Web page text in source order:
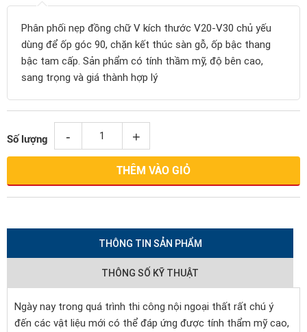
Phân phối nẹp đồng chữ V kích thước V20-V30 chủ yếu
dùng để ốp góc 90, chặn kết thúc sàn gỗ, ốp bậc thang
bậc tam cấp. Sản phẩm có tính thầm mỹ, độ bên cao,
sang trọng và giá thành hợp lý
Số lượng +
-
THÊM VÀO GIỎ
THÔNG TIN SẢN PHẨM
THÔNG SỐ KỸ THUẬT
Ngày nay trong quá trình thi công nội ngoại thất rất chú ý
đến các vật liệu mới có thể đáp ứng được tính thẩm mỹ cao,